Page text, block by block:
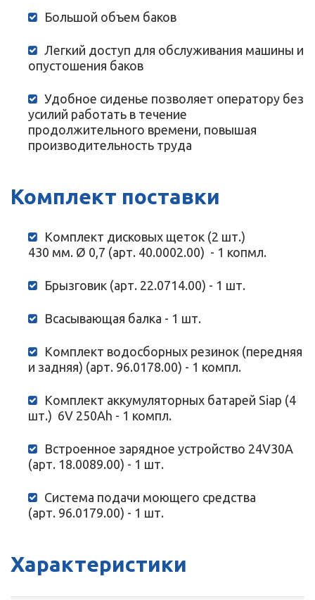
Большой объем баков
Легкий доступ для обслуживания машины и
опустошения баков
Удобное сиденье позволяет оператору без
усилий работать в течение
продолжительного времени, повышая
производительность труда
Комплект поставки
Комплект дисковых щеток (2 шт.)
430 мм. Ø 0,7 (арт. 40.0002.00) - 1 копмл.
Брызговик (арт. 22.0714.00) - 1 шт.
Всасывающая балка - 1 шт.
Комплект водосборных резинок (передняя
и задняя) (арт. 96.0178.00) - 1 компл.
Комплект аккумуляторных батарей Siap (4
шт.) 6V 250Ah - 1 компл.
Встроенное зарядное устройство 24V30A
(арт. 18.0089.00) - 1 шт.
Система подачи моющего средства
(арт. 96.0179.00) - 1 шт.
Характеристики